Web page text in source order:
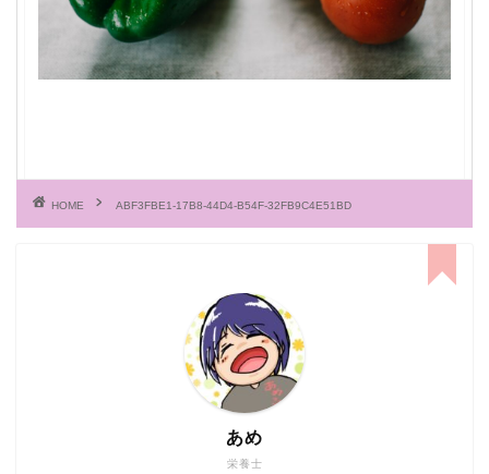
HOME ABF3FBE1-17B8-44D4-B54F-32FB9C4E51BD
栄養士
あめ